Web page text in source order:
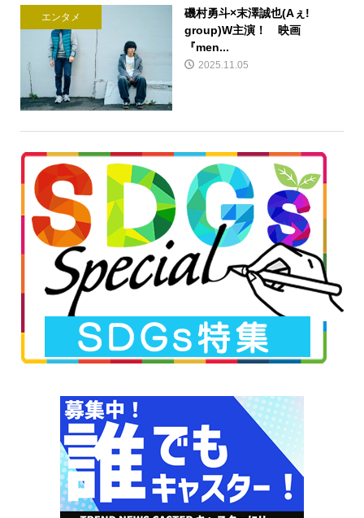
エンタメ
磯村勇斗×末澤誠也(Aぇ!
group)W主演！ 映画
『men...
2025.11.05